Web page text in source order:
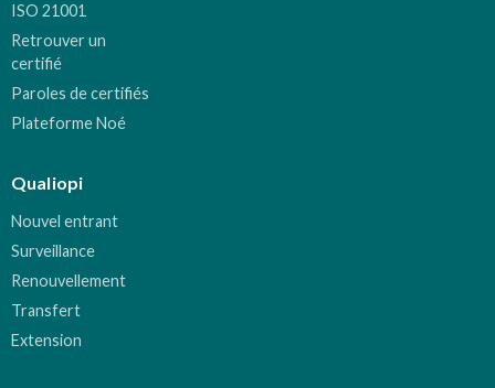
ISO 21001
Retrouver un
certifié
Paroles de certifiés
Plateforme Noé
Qualiopi
Nouvel entrant
Surveillance
Renouvellement
Transfert
Extension